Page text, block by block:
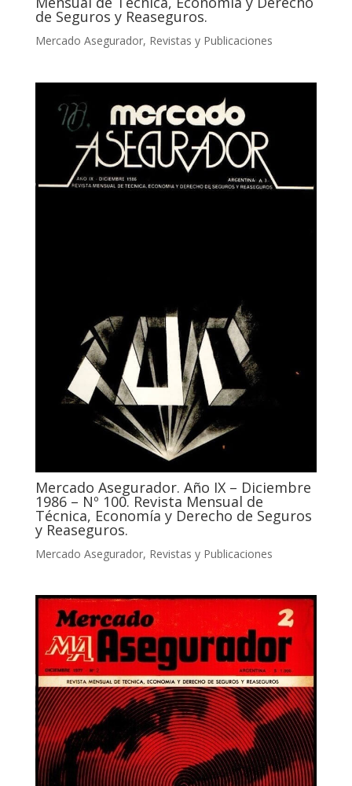
de Seguros y Reaseguros.
Mercado Asegurador, Revistas y Publicaciones
Mercado Asegurador. Año IX – Diciembre
1986 – Nº 100. Revista Mensual de
Técnica, Economía y Derecho de Seguros
y Reaseguros.
Mercado Asegurador, Revistas y Publicaciones